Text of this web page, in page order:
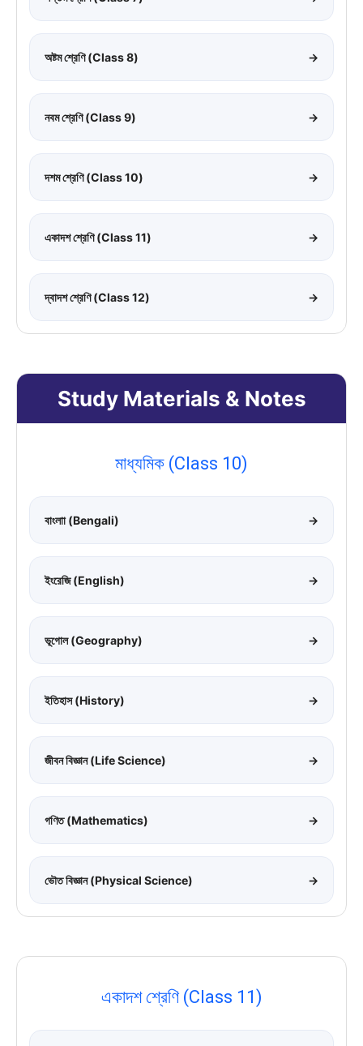
অষ্টম শ্রেণি (Class 8) →
নবম শ্রেণি (Class 9) →
দশম শ্রেণি (Class 10) →
একাদশ শ্রেণি (Class 11) →
দ্বাদশ শ্রেণি (Class 12) →
Study Materials & Notes
মাধ্যমিক (Class 10)
বাংলাা (Bengali) →
ইংরেজি (English) →
ভূগোল (Geography) →
ইতিহাস (History) →
জীবন বিজ্ঞান (Life Science) →
গণিত (Mathematics) →
ভৌত বিজ্ঞান (Physical Science) →
একাদশ শ্রেণি (Class 11)